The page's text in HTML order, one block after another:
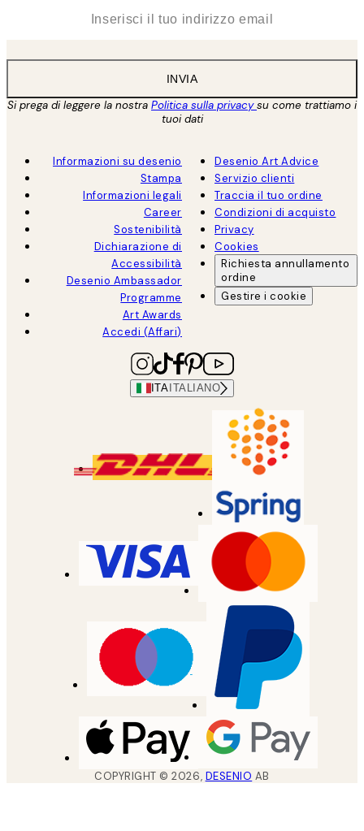
INVIA
Si prega di leggere la nostra Politica sulla privacysu come trattiamo i
tuoi dati
Informazioni su desenio
Stampa
Informazioni legali
Career
Sostenibilità
Dichiarazione di
Accessibilità
Desenio Ambassador
Programme
Art Awards
Accedi (Affari)
Desenio Art Advice
Servizio clienti
Traccia il tuo ordine
Condizioni di acquisto
Privacy
Cookies
Richiesta annullamento
ordine
Gestire i cookie
ITA ITALIANO
COPYRIGHT ©2026, DESENIO AB